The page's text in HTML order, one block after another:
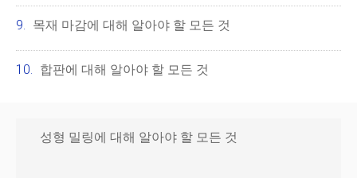
목재 마감에 대해 알아야 할 모든 것
합판에 대해 알아야 할 모든 것
성형 밀링에 대해 알아야 할 모든 것